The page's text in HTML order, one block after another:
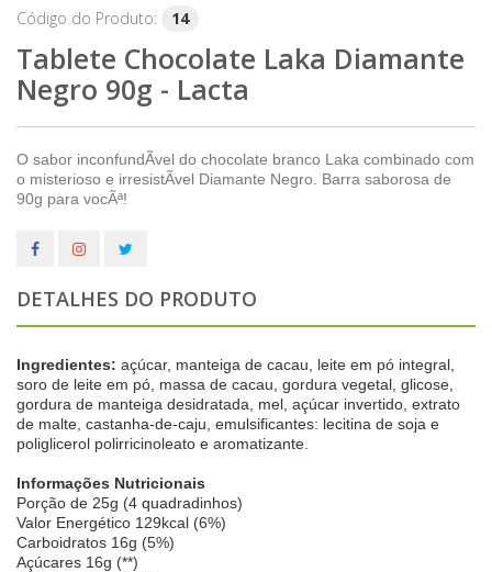
Código do Produto: 14
Tablete Chocolate Laka Diamante
Negro 90g - Lacta
O sabor inconfundÃ­vel do chocolate branco Laka combinado com
o misterioso e irresistÃ­vel Diamante Negro. Barra saborosa de
90g para vocÃª!
DETALHES DO PRODUTO
Ingredientes: açúcar, manteiga de cacau, leite em pó integral,
soro de leite em pó, massa de cacau, gordura vegetal, glicose,
gordura de manteiga desidratada, mel, açúcar invertido, extrato
de malte, castanha-de-caju, emulsificantes: lecitina de soja e
poliglicerol polirricinoleato e aromatizante.
Informações Nutricionais
Porção de 25g (4 quadradinhos)
Valor Energético 129kcal (6%)
Carboidratos 16g (5%)
Açúcares 16g (**)